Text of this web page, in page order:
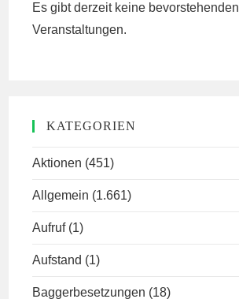
Es gibt derzeit keine bevorstehenden
Veranstaltungen.
KATEGORIEN
Aktionen (451)
Allgemein (1.661)
Aufruf (1)
Aufstand (1)
Baggerbesetzungen (18)